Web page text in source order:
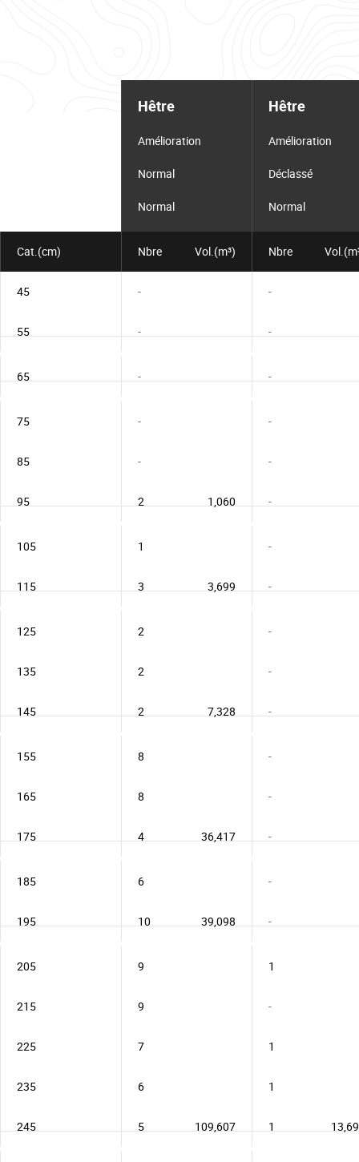
Hêtre Hêtre
Amélioration Amélioration
Normal Déclassé
Normal Normal
Cat.(cm) Nbre Vol.(m³) Nbre
45 - -
55 - -
65 - -
75 - -
85 - -
95 2 -
1,060
105 1 -
115 3 -
3,699
125 2 -
135 2 -
145 2 -
7,328
155 8 -
165 8 -
175 4 -
36,417
185 6 -
195 10 -
39,098
205 9 1
215 9 -
225 7 1
235 6 1
245 5 1
109,607